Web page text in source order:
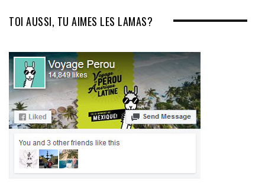
TOI AUSSI, TU AIMES LES LAMAS?